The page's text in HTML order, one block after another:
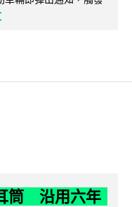
筒 沿用六年